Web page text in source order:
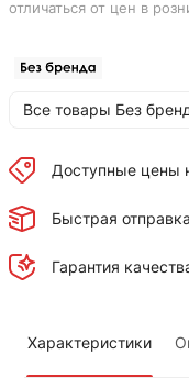
отличаться от цен в
Все товары Без
Доступные цены
Быстрая
Гарантия
Характеристики